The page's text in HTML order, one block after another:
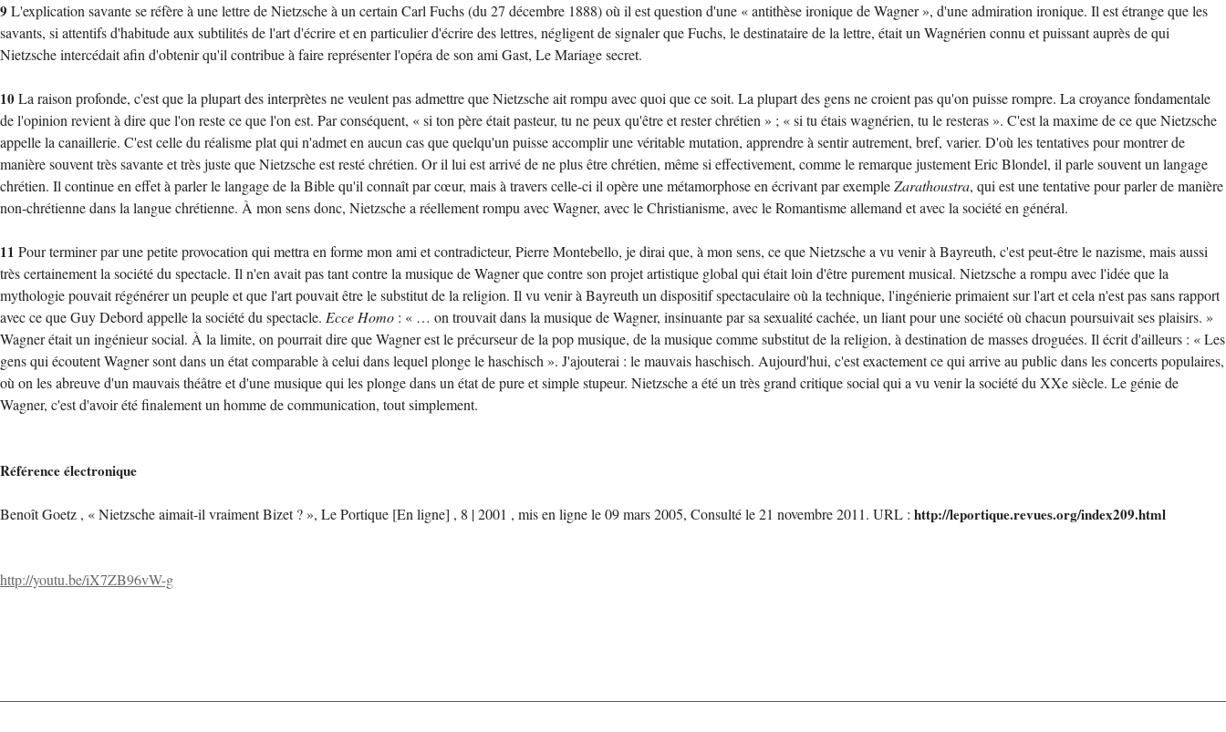
9 L'explication savante se réfère à une lettre de Nietzsche à un certain Carl Fuchs (du 27 décembre 1888) où il est question d'une « antithèse ironique de Wagner », d'une admiration ironique. Il est étrange que les
savants, si attentifs d'habitude aux subtilités de l'art d'écrire et en particulier d'écrire des lettres, négligent de signaler que Fuchs, le destinataire de la lettre, était un Wagnérien connu et puissant auprès de qui
Nietzsche intercédait afin d'obtenir qu'il contribue à faire représenter l'opéra de son ami Gast, Le Mariage secret.
10La raison profonde, c'est que la plupart des interprètes ne veulent pas admettre que Nietzsche ait rompu avec quoi que ce soit. La plupart des gens ne croient pas qu'on puisse rompre. La croyance fondamentale
de l'opinion revient à dire que l'on reste ce que l'on est. Par conséquent, « si ton père était pasteur, tu ne peux qu'être et rester chrétien » ; « si tu étais wagnérien, tu le resteras ». C'est la maxime de ce que Nietzsche
appelle la canaillerie. C'est celle du réalisme plat qui n'admet en aucun cas que quelqu'un puisse accomplir une véritable mutation, apprendre à sentir autrement, bref, varier. D'où les tentatives pour montrer de
manière souvent très savante et très juste que Nietzsche est resté chrétien. Or il lui est arrivé de ne plus être chrétien, même si effectivement, comme le remarque justement Eric Blondel, il parle souvent un langage
chrétien. Il continue en effet à parler le langage de la Bible qu'il connaît par cœur, mais à travers celle-ci il opère une métamorphose en écrivant par exempleZarathoustra, qui est une tentative pour parler de manière
non-chrétienne dans la langue chrétienne. À mon sens donc, Nietzsche a réellement rompu avec Wagner, avec le Christianisme, avec le Romantisme allemand et avec la société en général.
11 Pour terminer par une petite provocation qui mettra en forme mon ami et contradicteur, Pierre Montebello, je dirai que, à mon sens, ce que Nietzsche a vu venir à Bayreuth, c'est peut-être le nazisme, mais aussi
très certainement la société du spectacle. Il n'en avait pas tant contre la musique de Wagner que contre son projet artistique global qui était loin d'être purement musical. Nietzsche a rompu avec l'idée que la
mythologie pouvait régénérer un peuple et que l'art pouvait être le substitut de la religion. Il vu venir à Bayreuth un dispositif spectaculaire où la technique, l'ingénierie primaient sur l'art et cela n'est pas sans rapport
avec ce que Guy Debord appelle la société du spectacle. Ecce Homo : « … on trouvait dans la musique de Wagner, insinuante par sa sexualité cachée, un liant pour une société où chacun poursuivait ses plaisirs. »
Wagner était un ingénieur social. À la limite, on pourrait dire que Wagner est le précurseur de la pop musique, de la musique comme substitut de la religion, à destination de masses droguées. Il écrit d'ailleurs : « Les
gens qui écoutent Wagner sont dans un état comparable à celui dans lequel plonge le haschisch ». J'ajouterai : le mauvais haschisch. Aujourd'hui, c'est exactement ce qui arrive au public dans les concerts populaires,
où on les abreuve d'un mauvais théâtre et d'une musique qui les plonge dans un état de pure et simple stupeur. Nietzsche a été un très grand critique social qui a vu venir la société du XXe siècle. Le génie de
Wagner, c'est d'avoir été finalement un homme de communication, tout simplement.
Référence électronique
Benoît Goetz , « Nietzsche aimait-il vraiment Bizet ? », Le Portique [En ligne] , 8 | 2001 , mis en ligne le 09 mars 2005, Consulté le 21 novembre 2011. URL : http://leportique.revues.org/index209.html
http://youtu.be/iX7ZB96vW-g